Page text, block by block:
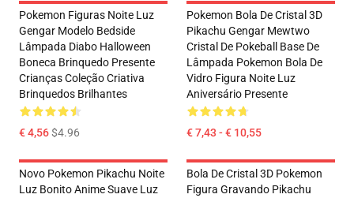
Pokemon Figuras Noite Luz
Gengar Modelo Bedside
Lâmpada Diabo Halloween
Boneca Brinquedo Presente
Crianças Coleção Criativa
Brinquedos Brilhantes
€ 4,56$4.96
Pokemon Bola De Cristal 3D
Pikachu Gengar Mewtwo
Cristal De Pokeball Base De
Lâmpada Pokemon Bola De
Vidro Figura Noite Luz
Aniversário Presente
€ 7,43 - € 10,55
Novo Pokemon Pikachu Noite
Luz Bonito Anime Suave Luz
Bola De Cristal 3D Pokemon
Figura Gravando Pikachu